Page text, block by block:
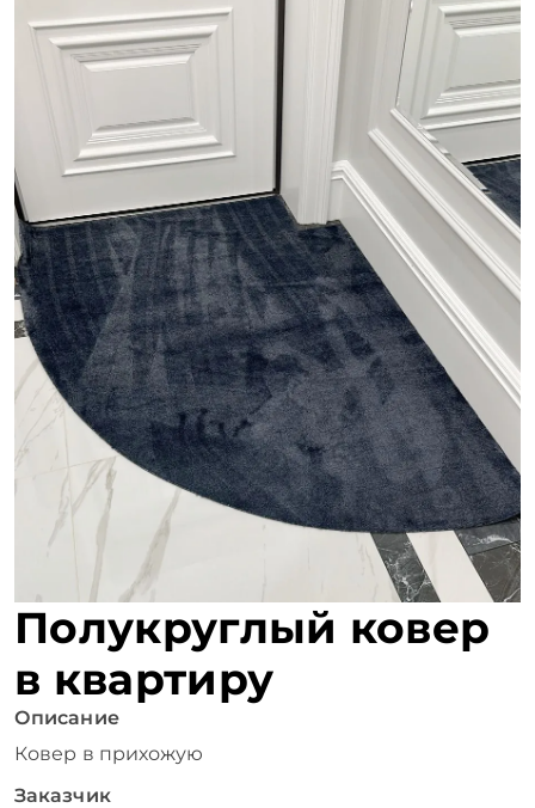
Полукруглый ковер
в квартиру
Описание
Ковер в прихожую
Заказчик